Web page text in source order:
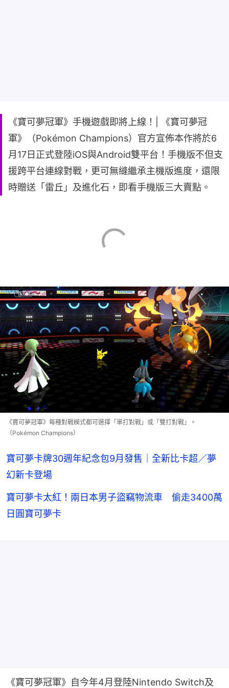
《寶可夢冠軍》手機遊戲即將上線！| 《寶可夢冠
軍》（Pokémon Champions）官方宣佈本作將於6
月17日正式登陸iOS與Android雙平台！手機版不但支
援跨平台連線對戰，更可無縫繼承主機版進度，還限
時贈送「雷丘」及進化石，即看手機版三大賣點。
《寶可夢冠軍》每種對戰模式都可選擇「單打對戰」或「雙打對戰」。
（Pokémon Champions）
寶可夢卡牌30週年紀念包9月發售｜全新比卡超／夢
幻新卡登場
寶可夢卡太紅！兩日本男子盜竊物流車 偷走3400萬
日圓寶可夢卡
《寶可夢冠軍》自今年4月登陸Nintendo Switch及